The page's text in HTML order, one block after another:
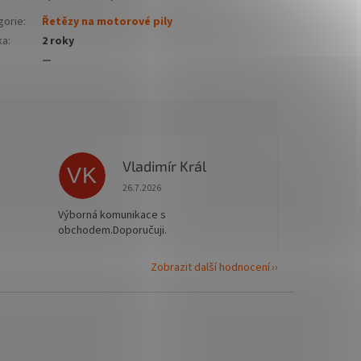
:
Řetězy na motorové pily
:
2 roky
—
z 5 hvězdiček.VK Vladimír Král
Hodnocení obchodu je 5 z 5 hvězdiček.
26.7.2026
Výborná komunikace s
obchodem.Doporučuji.
Zobrazit další hodnocení